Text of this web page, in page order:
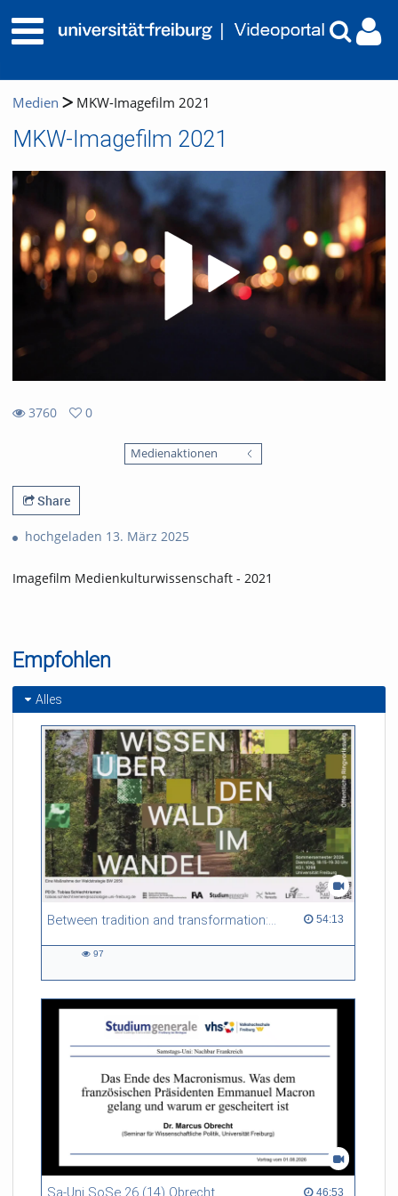
Medien MKW-Imagefilm 2021
MKW-Imagefilm 2021
3760
0
Medienaktionen
Share
hochgeladen 13. März 2025
Imagefilm Medienkulturwissenschaft - 2021
Empfohlen
Alles
Between tradition and transformation: how owners, advisers and institutions co-create knowledge for resilient forests in Europe 54:13
54:13 duration
97
46:53
46:53 duration